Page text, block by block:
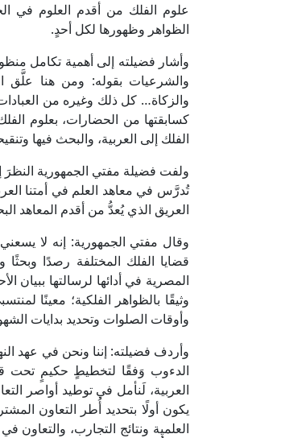
علوم الفلك من أقدم العلوم في
الظواهر وظهورها لكل أحدٍ.
وأشار فضيلته إلى أهمية تكامل
والشرعيات بقوله: ومن هنا علَّق
والزكاة… كل ذلك وغيره من
كسابقتها من الحضارات، بعلوم
الفلك إلى العربية، والبحث فيها
ولفت فضيلة مفتي الجمهورية
تُدرَّس في معاهد العلم في أمتنا
العريق الذي يُعدُّ من أقدم المعاهد
وقال مفتي الجمهورية: إنه لا
قضايا الفلك المختلفة رصدًا وبحثًا
المصرية في أدائها لرسالتها ببيان
وثيقًا بالظواهر الفلكية؛ معينًا
وأوقات الصلوات وتحديد بدايات
وأردف فضيلته: إننا ونحن في عهد
الدءوب وَفقًا لتخطيطٍ حكيمٍ تحت
العربية، لَنأمل في توطيد أواصر
يكون أولًا بتحديد أُطر التعاون
العلمية ونتائج التجارب،